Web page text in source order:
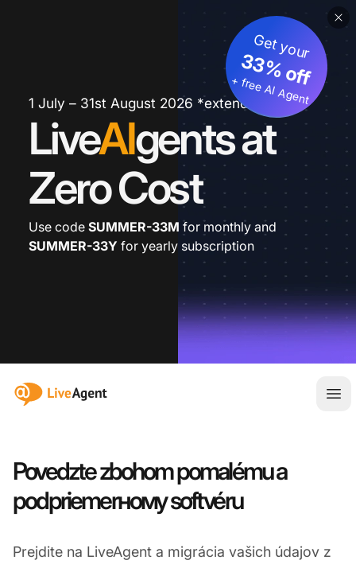
1 July – 31st August 2026 *extended
LiveAIgents at
Zero Cost
Get your
33% off
+ free AI Agent
Use code SUMMER-33M for monthly and
SUMMER-33Y for yearly subscription
:site.title
Povedzte zbohom pomalému a
podpriemerному softvéru
Prejdite na LiveAgent a migrácia vašich údajov z